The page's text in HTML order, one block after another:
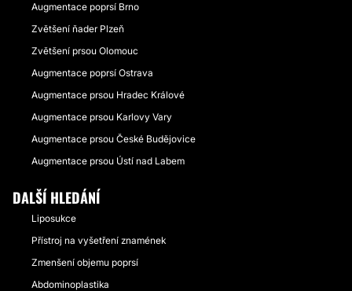
Augmentace poprsí Brno
Zvětšení ňader Plzeň
Zvětšení prsou Olomouc
Augmentace poprsí Ostrava
Augmentace prsou Hradec Králové
Augmentace prsou Karlovy Vary
Augmentace prsou České Budějovice
Augmentace prsou Ústí nad Labem
DALŠÍ HLEDÁNÍ
Liposukce
Přístroj na vyšetření znamének
Zmenšení objemu poprsí
Abdominoplastika